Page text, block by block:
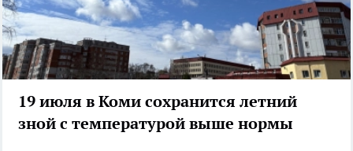
19 июля в Коми сохранится летний
зной с температурой выше нормы